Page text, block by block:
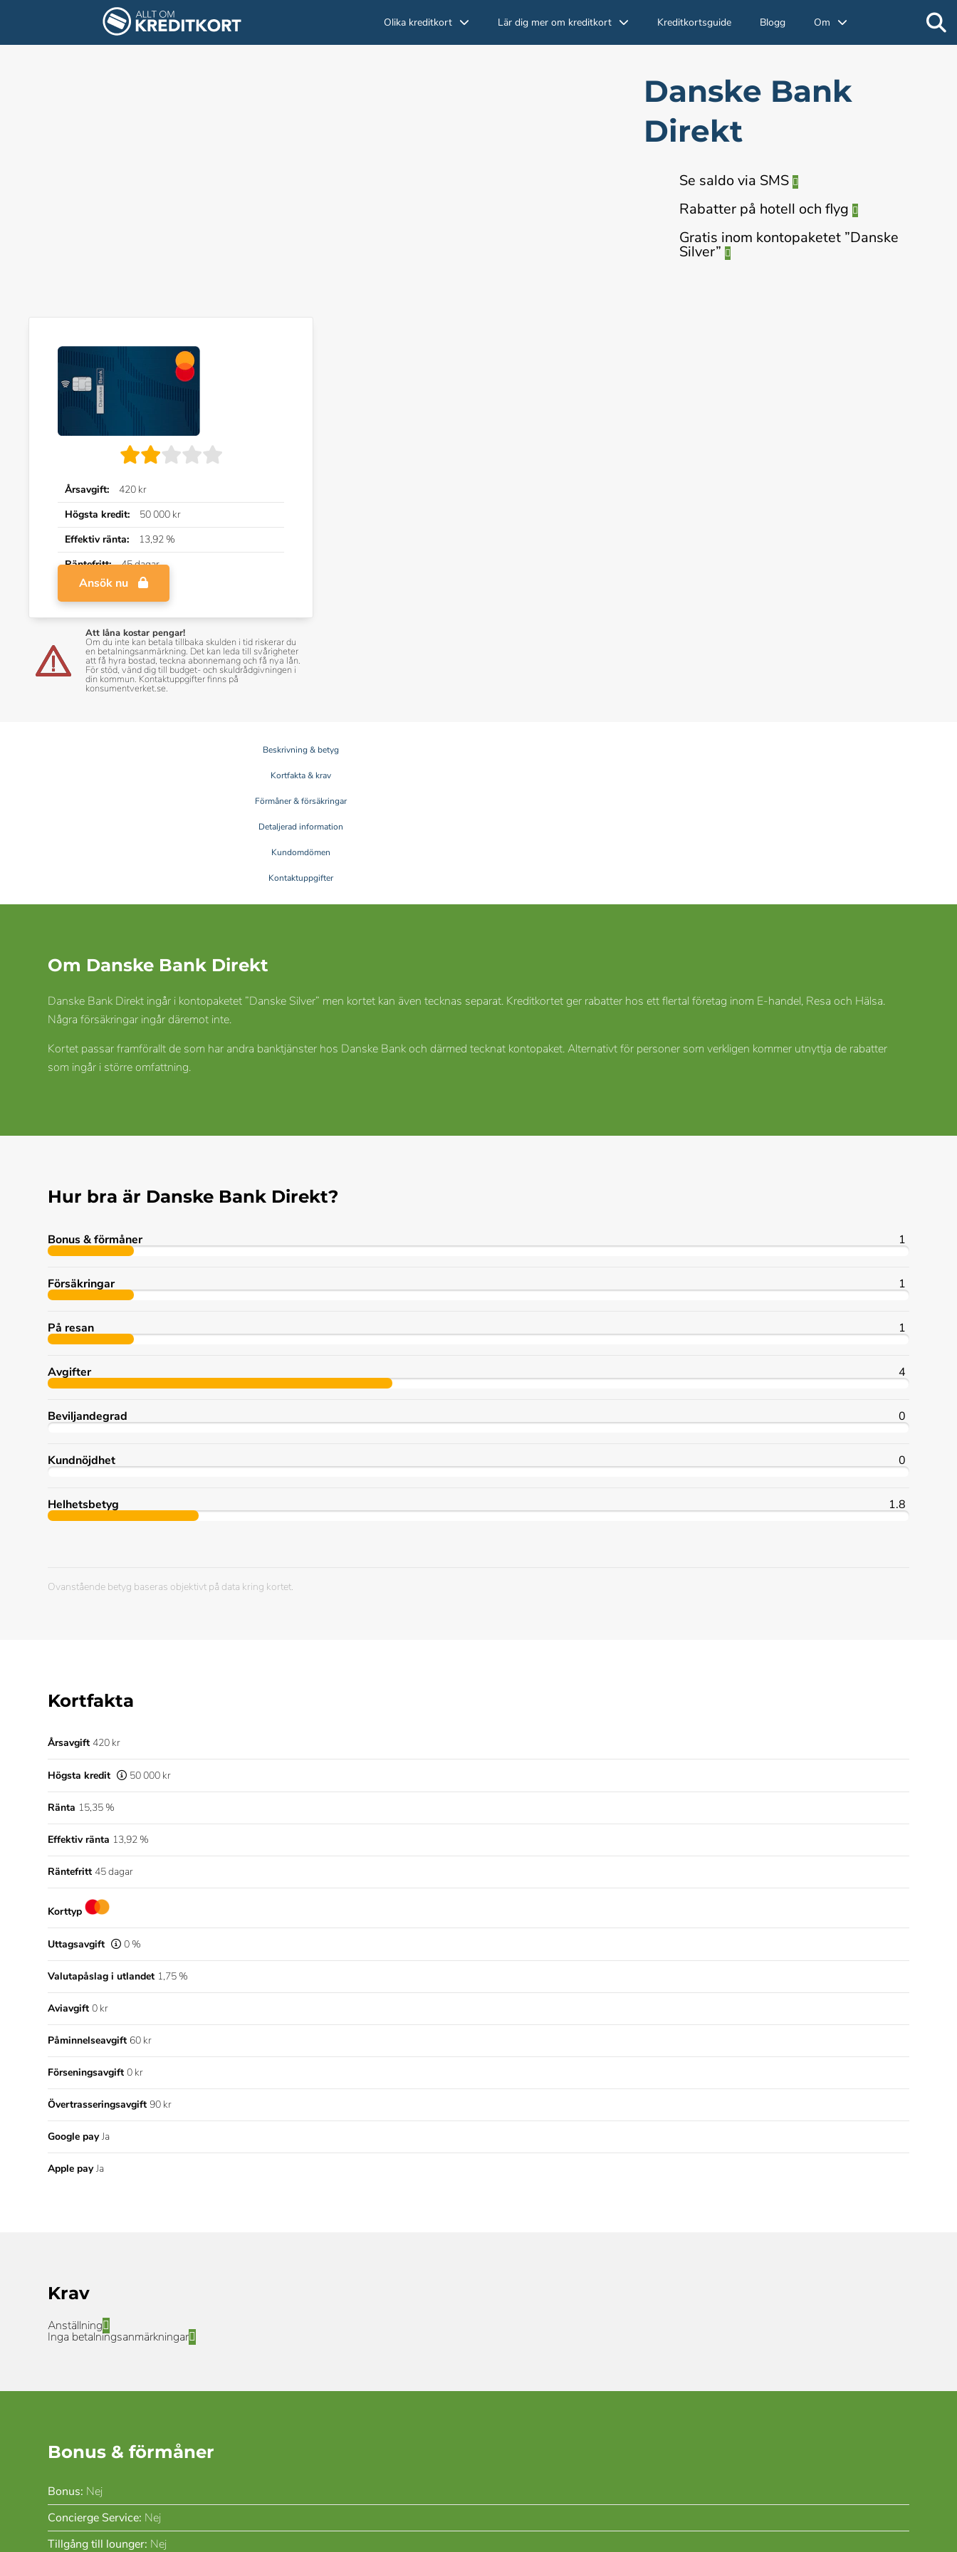
Olika kreditkort Lär dig mer om kreditkort Kreditkortsguide Blogg Om
Danske Bank
Direkt
Se saldo via SMS
Rabatter på hotell och flyg
Gratis inom kontopaketet ”Danske
Silver”
Årsavgift:
420 kr
Högsta kredit:
50 000 kr
Effektiv ränta:
13,92 %
Räntefritt:
45 dagar
Ansök nu
Att låna kostar pengar!
Om du inte kan betala tillbaka skulden i tid riskerar du
en betalningsanmärkning. Det kan leda till svårigheter
att få hyra bostad, teckna abonnemang och få nya lån.
För stöd, vänd dig till budget- och skuldrådgivningen i
din kommun. Kontaktuppgifter finns på
konsumentverket.se.
Beskrivning & betyg
Kortfakta & krav
Förmåner & försäkringar
Detaljerad information
Kundomdömen
Kontaktuppgifter
Om Danske Bank Direkt
Danske Bank Direkt ingår i kontopaketet ”Danske Silver” men kortet kan även tecknas separat. Kreditkortet ger rabatter hos ett flertal företag inom E-handel, Resa och Hälsa.
Några försäkringar ingår däremot inte.
Kortet passar framförallt de som har andra banktjänster hos Danske Bank och därmed tecknat kontopaket. Alternativt för personer som verkligen kommer utnyttja de rabatter
som ingår i större omfattning.
Hur bra är Danske Bank Direkt?
Bonus & förmåner 1
Försäkringar 1
På resan 1
Avgifter 4
Beviljandegrad 0
Kundnöjdhet 0
Helhetsbetyg 1.8
Ovanstående betyg baseras objektivt på data kring kortet.
Kortfakta
Årsavgift 420 kr
Högsta kredit 50 000 kr
Ränta 15,35 %
Effektiv ränta 13,92 %
Räntefritt 45 dagar
Korttyp
Uttagsavgift 0 %
Valutapåslag i utlandet 1,75 %
Aviavgift0 kr
Påminnelseavgift 60 kr
Förseningsavgift0 kr
Övertrasseringsavgift90 kr
Google payJa
Apple payJa
Krav
Anställning
Inga betalningsanmärkningar
Bonus & förmåner
Bonus: Nej
Concierge Service: Nej
Tillgång till lounger: Nej